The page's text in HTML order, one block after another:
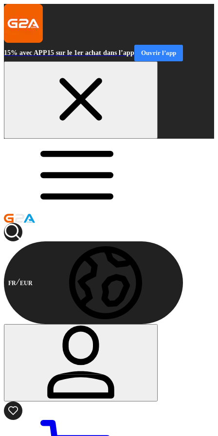
15% avec APP15 sur le 1er achat dans l’app Ouvrir l’app
FR EUR